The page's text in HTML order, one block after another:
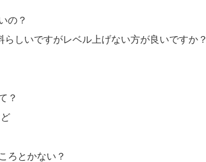
の？
しいですがレベル上げない方が良いですか？
？
ろとかない？